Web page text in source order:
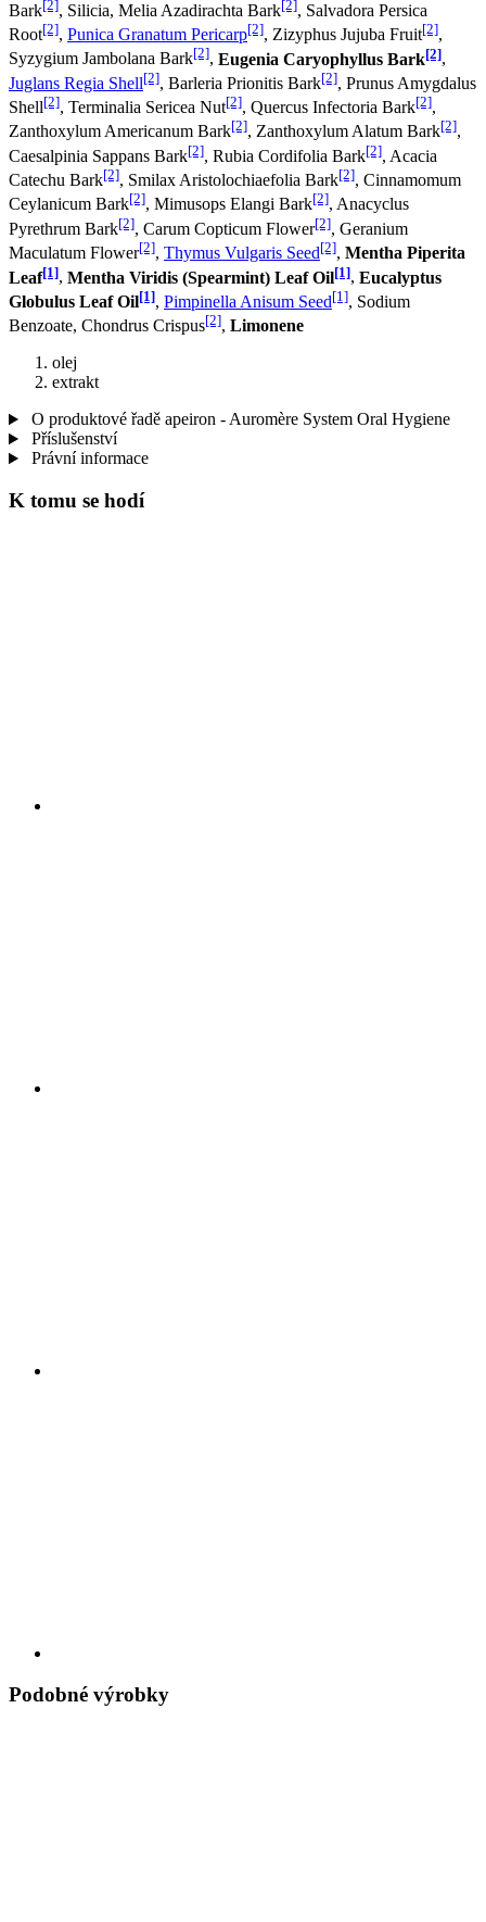
Bark[2], Silicia, Melia Azadirachta Bark[2], Salvadora Persica
Root[2], Punica Granatum Pericarp[2], Zizyphus Jujuba Fruit[2],
Syzygium Jambolana Bark[2], Eugenia Caryophyllus Bark[2],
Juglans Regia Shell[2], Barleria Prionitis Bark[2], Prunus Amygdalus
Shell[2], Terminalia Sericea Nut[2], Quercus Infectoria Bark[2],
Zanthoxylum Americanum Bark[2], Zanthoxylum Alatum Bark[2],
Caesalpinia Sappans Bark[2], Rubia Cordifolia Bark[2], Acacia
Catechu Bark[2], Smilax Aristolochiaefolia Bark[2], Cinnamomum
Ceylanicum Bark[2], Mimusops Elangi Bark[2], Anacyclus
Pyrethrum Bark[2], Carum Copticum Flower[2], Geranium
Maculatum Flower[2], Thymus Vulgaris Seed[2], Mentha Piperita
Leaf[1], Mentha Viridis (Spearmint) Leaf Oil[1], Eucalyptus
Globulus Leaf Oil[1], Pimpinella Anisum Seed[1], Sodium
Benzoate, Chondrus Crispus[2], Limonene
olej
extrakt
O produktové řadě apeiron - Auromère System Oral Hygiene
Příslušenství
Právní informace
K tomu se hodí
Podobné výrobky